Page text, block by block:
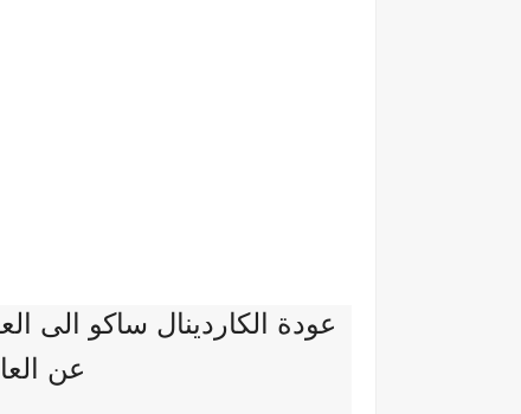
عودة الكاردينال ساكو الى
عن